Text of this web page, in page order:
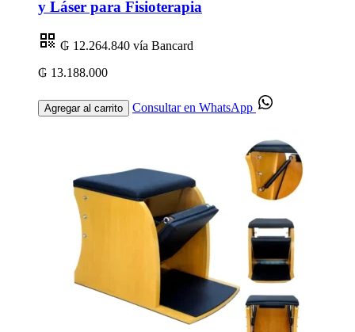
y Láser para Fisioterapia
₲ 12.264.840 vía Bancard
₲ 13.188.000
Agregar al carrito Consultar en WhatsApp